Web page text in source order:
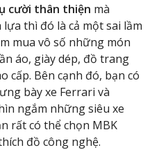
cười thân thiện mà
thì đó là cả một sai lầm
mua vô số những món
áo, giày dép, đồ trang
cấp. Bên cạnh đó, bạn có
bày xe Ferrari và
ngắm những siêu xe
rất có thể chọn MBK
đồ công nghệ.